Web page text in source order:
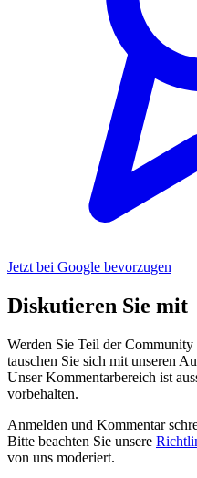
Jetzt bei Google bevorzugen
Diskutieren Sie mit
Werden Sie Teil der
tauschen Sie sich mit unseren
Unser Kommentarbereich ist
vorbehalten.
Anmelden und Kommentar
Bitte beachten Sie unsere
von uns moderiert.